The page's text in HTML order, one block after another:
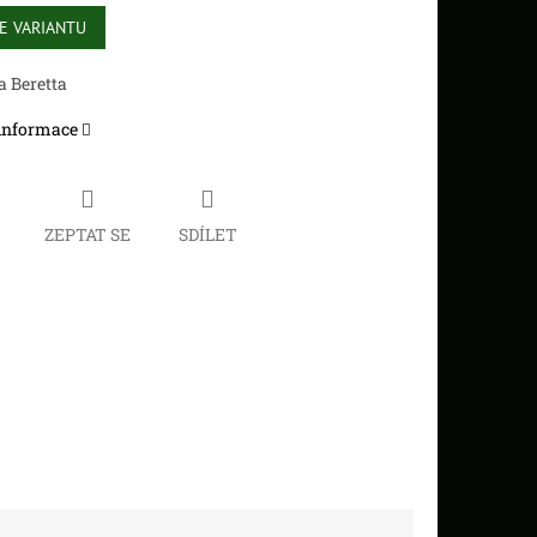
VARIANTU
Beretta
ZEPTAT SE SDÍLET